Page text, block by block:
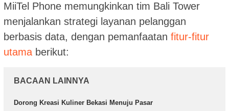
MiiTel Phone memungkinkan tim Bali Tower
menjalankan strategi layanan pelanggan
berbasis data, dengan pemanfaatan fitur-fitur
utama berikut:
BACAAN LAINNYA
Dorong Kreasi Kuliner Bekasi Menuju Pasar